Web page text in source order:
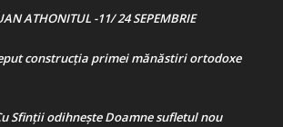
ATHONITUL -11/ 24 SEPEMBRIE
construcţia primei mănăstiri ortodoxe
Sfinții odihnește Doamne sufletul nou